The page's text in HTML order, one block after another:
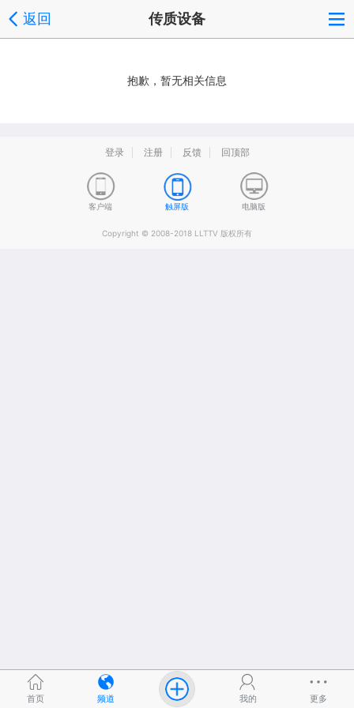
返回 传质设备
抱歉，暂无相关信息
登录 注册 反馈 回顶部
客户端 触屏版 电脑版
Copyright © 2008-2018 LLTTV 版权所有
首页 频道 我的 更多